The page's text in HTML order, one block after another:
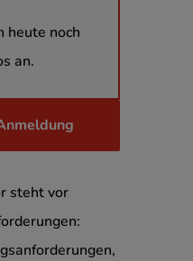
heute noch
an.
steht vor